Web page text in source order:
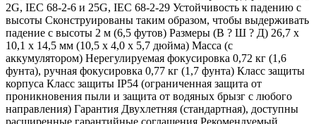
2G, IEC 68-2-6 и 25G, IEC 68-2-29 Устойчивость к падению с
высоты Сконструированы таким образом, чтобы выдерживать
падение с высоты 2 м (6,5 футов) Размеры (В ? Ш ? Д) 26,7 x
10,1 x 14,5 мм (10,5 x 4,0 x 5,7 дюйма) Масса (с
аккумулятором) Нерегулируемая фокусировка 0,72 кг (1,6
фунта), ручная фокусировка 0,77 кг (1,7 фунта) Класс защиты
корпуса Класс защиты IP54 (ограниченная защита от
проникновения пыли и защита от водяных брызг с любого
направления) Гарантия Двухлетняя (стандартная), доступны
расширенные гарантийные соглашения Рекомендуемый